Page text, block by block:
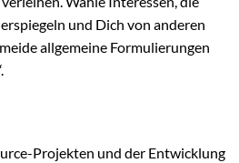
und Dich von anderen
allgemeine Formulierungen
Projekten und der Entwicklung